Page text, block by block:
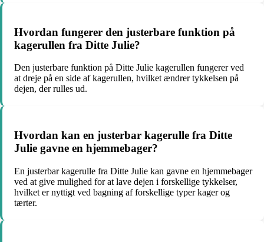
Hvordan fungerer den justerbare funktion på
kagerullen fra Ditte Julie?
Den justerbare funktion på Ditte Julie kagerullen fungerer ved
at dreje på en side af kagerullen, hvilket ændrer tykkelsen på
dejen, der rulles ud.
Hvordan kan en justerbar kagerulle fra Ditte
Julie gavne en hjemmebager?
En justerbar kagerulle fra Ditte Julie kan gavne en hjemmebager
ved at give mulighed for at lave dejen i forskellige tykkelser,
hvilket er nyttigt ved bagning af forskellige typer kager og
tærter.